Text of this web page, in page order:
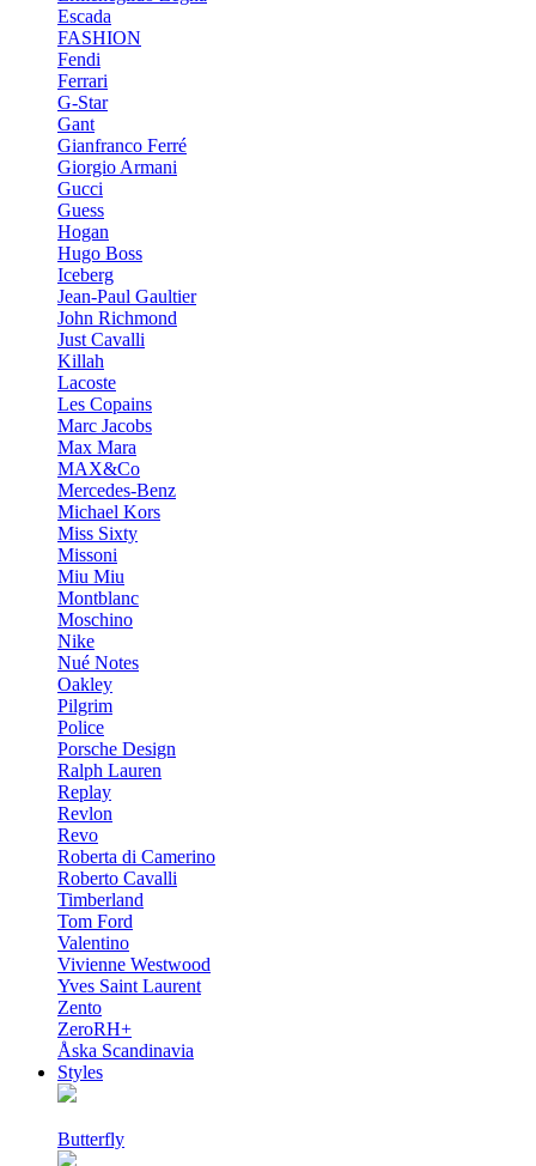
Escada
FASHION
Fendi
Ferrari
G-Star
Gant
Gianfranco Ferré
Giorgio Armani
Gucci
Guess
Hogan
Hugo Boss
Iceberg
Jean-Paul Gaultier
John Richmond
Just Cavalli
Killah
Lacoste
Les Copains
Marc Jacobs
Max Mara
MAX&Co
Mercedes-Benz
Michael Kors
Miss Sixty
Missoni
Miu Miu
Montblanc
Moschino
Nike
Nué Notes
Oakley
Pilgrim
Police
Porsche Design
Ralph Lauren
Replay
Revlon
Revo
Roberta di Camerino
Roberto Cavalli
Timberland
Tom Ford
Valentino
Vivienne Westwood
Yves Saint Laurent
Zento
ZeroRH+
Åska Scandinavia
Styles
Butterfly